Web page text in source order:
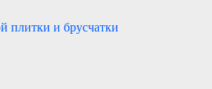
плитки и брусчатки